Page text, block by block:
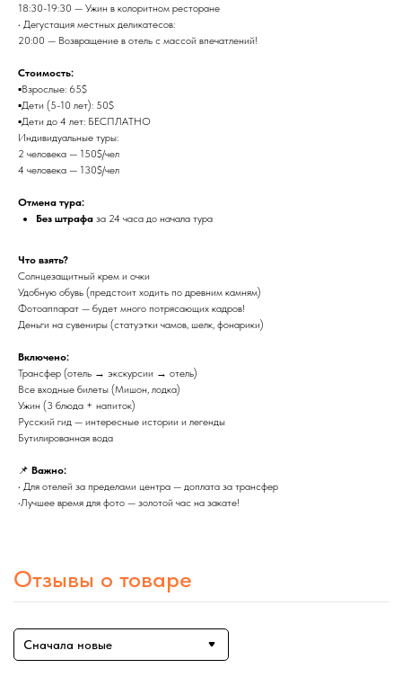
18:30-19:30 — Ужин в колоритном ресторане
• Дегустация местных деликатесов:
20:00 — Возвращение в отель с массой впечатлений!
Стоимость:
▪️Взрослые: 65$
▪️Дети (5-10 лет): 50$
▪️Дети до 4 лет: БЕСПЛАТНО
Индивидуальные туры:
2 человека — 150$/чел
4 человека — 130$/чел
Отмена тура:
Без штрафа за 24 часа до начала тура
Что взять?
Солнцезащитный крем и очки
Удобную обувь (предстоит ходить по древним камням)
Фотоаппарат — будет много потрясающих кадров!
Деньги на сувениры (статуэтки чамов, шелк, фонарики)
Включено:
Трансфер (отель → экскурсии → отель)
Все входные билеты (Мишон, лодка)
Ужин (3 блюда + напиток)
Русский гид — интересные истории и легенды
Бутилированная вода
📌 Важно:
• Для отелей за пределами центра — доплата за трансфер
•Лучшее время для фото — золотой час на закате!
Отзывы о товаре
Сначала новые